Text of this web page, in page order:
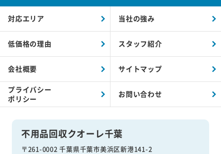
不用品回収クオーレ千葉
〒261-0002 千葉県千葉市美浜区新港141-2
対応エリア 当社の強み
低価格の理由 スタッフ紹介
会社概要 サイトマップ
プライバシー
ポリシー
お問い合わせ